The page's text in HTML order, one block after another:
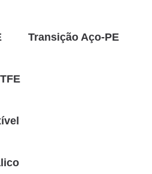
Transição Aço-PE